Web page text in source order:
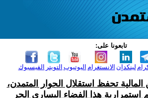
تابعونا على:
الفيسبوك التويتر اليوتيوب الانستغرام لينكدإن
المالية تحفظ استقلال الحوار المتمدن،
هذا الفضاء اليساري الحر